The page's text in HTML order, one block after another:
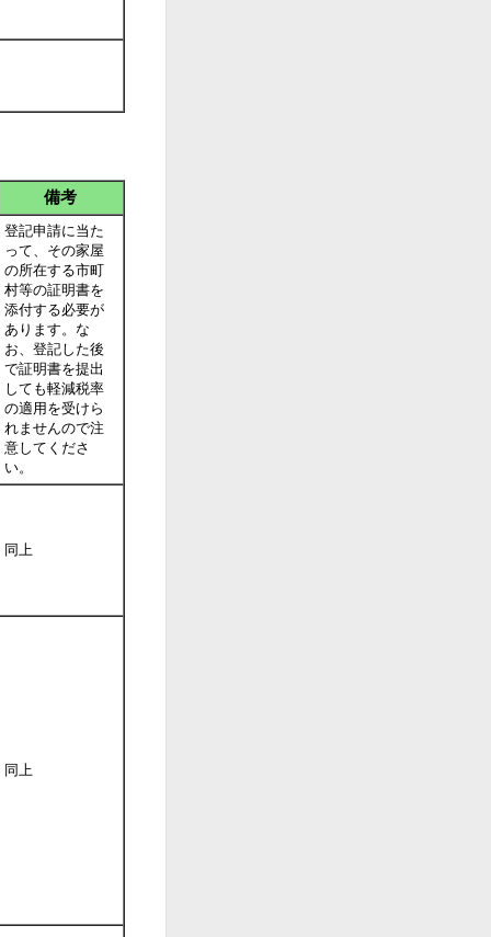
備考
登記申請に当た
って、その家屋
の所在する市町
村等の証明書を
添付する必要が
あります。な
お、登記した後
で証明書を提出
しても軽減税率
の適用を受けら
れませんので注
意してくださ
い。
同上
同上